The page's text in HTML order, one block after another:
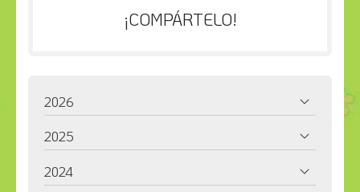
¡COMPÁRTELO!
2026
2025
2024